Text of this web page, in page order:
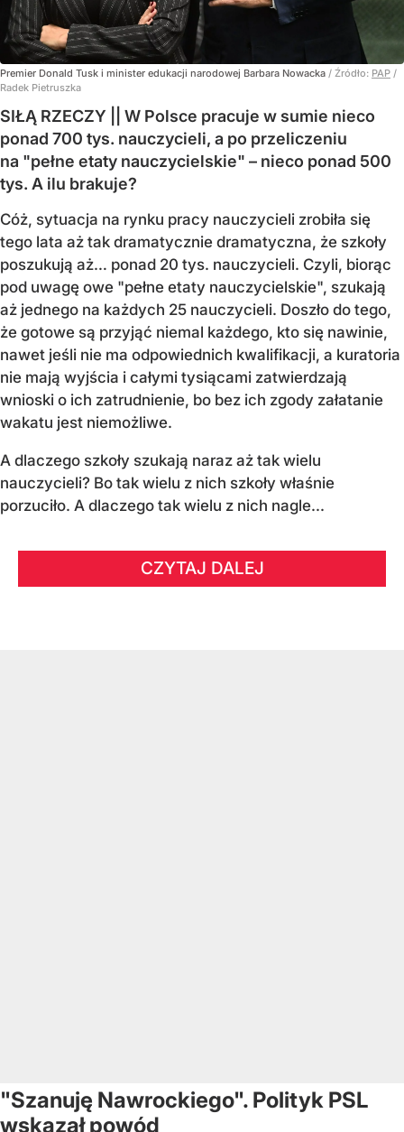
Premier Donald Tusk i minister edukacji narodowej Barbara Nowacka / Źródło: PAP /
Radek Pietruszka
SIŁĄ RZECZY || W Polsce pracuje w sumie nieco
ponad 700 tys. nauczycieli, a po przeliczeniu
na "pełne etaty nauczycielskie" – nieco ponad 500
tys. A ilu brakuje?
Cóż, sytuacja na rynku pracy nauczycieli zrobiła się
tego lata aż tak dramatycznie dramatyczna, że szkoły
poszukują aż… ponad 20 tys. nauczycieli. Czyli, biorąc
pod uwagę owe "pełne etaty nauczycielskie", szukają
aż jednego na każdych 25 nauczycieli. Doszło do tego,
że gotowe są przyjąć niemal każdego, kto się nawinie,
nawet jeśli nie ma odpowiednich kwalifikacji, a kuratoria
nie mają wyjścia i całymi tysiącami zatwierdzają
wnioski o ich zatrudnienie, bo bez ich zgody załatanie
wakatu jest niemożliwe.
A dlaczego szkoły szukają naraz aż tak wielu
nauczycieli? Bo tak wielu z nich szkoły właśnie
porzuciło. A dlaczego tak wielu z nich nagle...
CZYTAJ DALEJ
"Szanuję Nawrockiego". Polityk PSL
wskazał powód